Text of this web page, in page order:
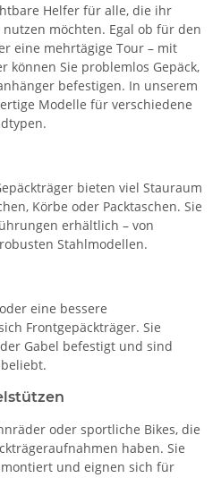
Helfer für alle, die ihr
möchten. Egal ob für den
eine mehrtägige Tour – mit
können Sie problemlos Gepäck,
befestigen. In unserem
Modelle für verschiedene
bieten viel Stauraum
Körbe oder Packtaschen. Sie
erhältlich – von
Stahlmodellen.
eine bessere
Frontgepäckträger. Sie
Gabel befestigt und sind
oder sportliche Bikes, die
haben. Sie
und eignen sich für